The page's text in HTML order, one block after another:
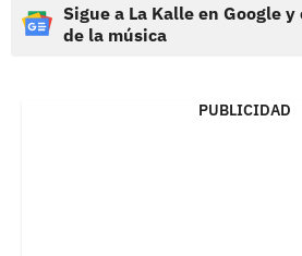
Sigue a La Kalle en Google
de la música
PUBLICIDAD